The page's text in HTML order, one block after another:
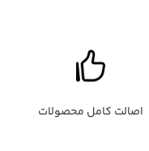
اصالت کامل محصولات